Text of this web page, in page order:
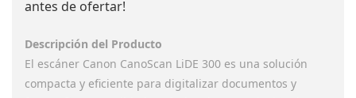
El escáner Canon CanoScan LiDE 300 es una solución
compacta y eficiente para digitalizar documentos y
fotografías con calidad profesional. Su resolución de